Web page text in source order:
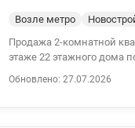
Возле метро
Продажа 2-комнатной
этаже 22 этажного дома
Обновлено: 27.07.2026